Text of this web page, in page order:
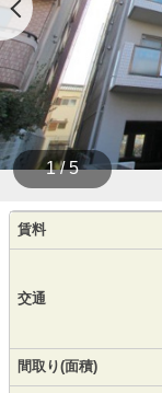
1 / 5
賃料
交通
間取り(面積)